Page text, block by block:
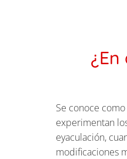
Se conoce
experimentan
eyaculación,
modificaciones